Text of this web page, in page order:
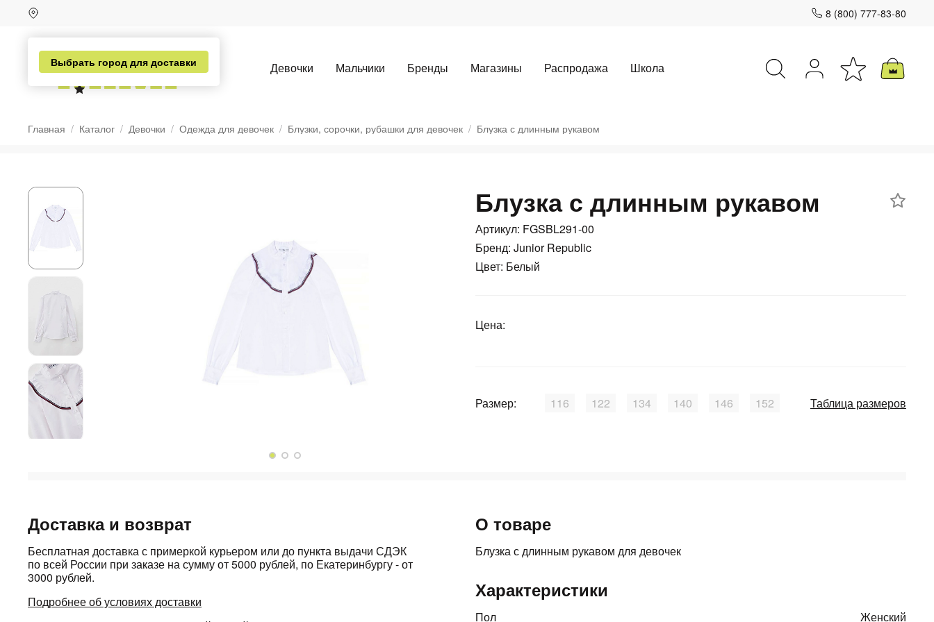
Выбрать город для доставки
8 (800) 777-83-80
Девочки Мальчики Бренды Магазины Распродажа Школа
Главная Каталог Девочки Одежда для девочек Блузки, сорочки, рубашки для девочек Блузка с длинным рукавом
Блузка с длинным рукавом
Артикул: FGSBL291-00
Бренд: Junior Republic
Цвет: Белый
Цена:
Размер: 116 122 134 140 146 152 Таблица размеров
Доставка и возврат
Бесплатная доставка с примеркой курьером или до пункта выдачи СДЭК
по всей России при заказе на сумму от 5000 рублей, по Екатеринбургу - от
3000 рублей.
Подробнее об условиях доставки
О товаре
Блузка с длинным рукавом для девочек
Характеристики
Пол
Женский
на части без переплат
%
Оплачивайте сегодня только
выбранный способом